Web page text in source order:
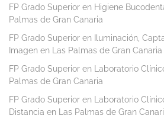
FP Grado Superior en Higiene
Palmas de Gran Canaria
FP Grado Superior en Iluminación,
Imagen en Las Palmas de Gran Canaria
FP Grado Superior en Laboratorio
Palmas de Gran Canaria
FP Grado Superior en Laboratorio
Distancia en Las Palmas de Gran